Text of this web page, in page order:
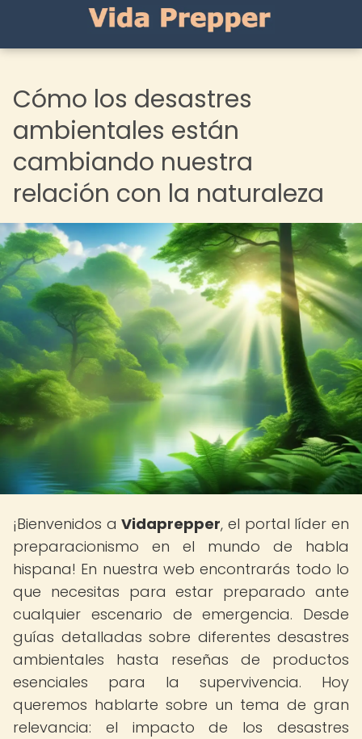
Cómo los desastres
ambientales están
cambiando nuestra
relación con la naturaleza
¡Bienvenidos aVidaprepper, el portal líder en
preparacionismo en el mundo de habla
hispana! En nuestra web encontrarás todo lo
que necesitas para estar preparado ante
cualquier escenario de emergencia. Desde
guías detalladas sobre diferentes desastres
ambientales hasta reseñas de productos
esenciales para la supervivencia. Hoy
queremos hablarte sobre un tema de gran
relevancia: el impacto de los desastres